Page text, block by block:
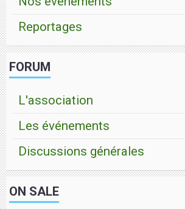
Reportages
FORUM
L'association
Les événements
Discussions générales
ON SALE